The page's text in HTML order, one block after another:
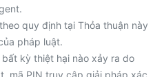
quy định tại Thỏa thuận này
pháp luật.
kỳ thiệt hại nào xảy ra do
mã PIN truy cập giải pháp xác